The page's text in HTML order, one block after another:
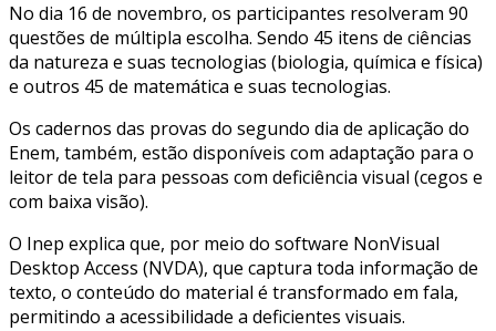
No dia 16 de novembro, os participantes resolveram 90
questões de múltipla escolha. Sendo 45 itens de ciências
da natureza e suas tecnologias (biologia, química e física)
e outros 45 de matemática e suas tecnologias.
Os cadernos das provas do segundo dia de aplicação do
Enem, também, estão disponíveis com adaptação para o
leitor de tela para pessoas com deficiência visual (cegos e
com baixa visão).
O Inep explica que, por meio do software NonVisual
Desktop Access (NVDA), que captura toda informação de
texto, o conteúdo do material é transformado em fala,
permitindo a acessibilidade a deficientes visuais.